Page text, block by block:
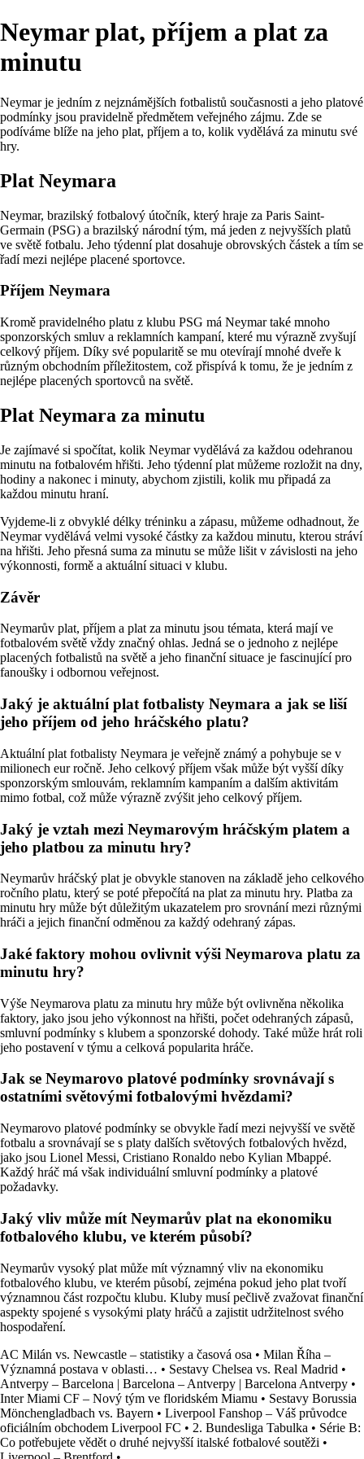
Neymar plat, příjem a plat za
minutu
Neymar je jedním z nejznámějších fotbalistů současnosti a jeho platové
podmínky jsou pravidelně předmětem veřejného zájmu. Zde se
podíváme blíže na jeho plat, příjem a to, kolik vydělává za minutu své
hry.
Plat Neymara
Neymar, brazilský fotbalový útočník, který hraje za Paris Saint-
Germain (PSG) a brazilský národní tým, má jeden z nejvyšších platů
ve světě fotbalu. Jeho týdenní plat dosahuje obrovských částek a tím se
řadí mezi nejlépe placené sportovce.
Příjem Neymara
Kromě pravidelného platu z klubu PSG má Neymar také mnoho
sponzorských smluv a reklamních kampaní, které mu výrazně zvyšují
celkový příjem. Díky své popularitě se mu otevírají mnohé dveře k
různým obchodním příležitostem, což přispívá k tomu, že je jedním z
nejlépe placených sportovců na světě.
Plat Neymara za minutu
Je zajímavé si spočítat, kolik Neymar vydělává za každou odehranou
minutu na fotbalovém hřišti. Jeho týdenní plat můžeme rozložit na dny,
hodiny a nakonec i minuty, abychom zjistili, kolik mu připadá za
každou minutu hraní.
Vyjdeme-li z obvyklé délky tréninku a zápasu, můžeme odhadnout, že
Neymar vydělává velmi vysoké částky za každou minutu, kterou stráví
na hřišti. Jeho přesná suma za minutu se může lišit v závislosti na jeho
výkonnosti, formě a aktuální situaci v klubu.
Závěr
Neymarův plat, příjem a plat za minutu jsou témata, která mají ve
fotbalovém světě vždy značný ohlas. Jedná se o jednoho z nejlépe
placených fotbalistů na světě a jeho finanční situace je fascinující pro
fanoušky i odbornou veřejnost.
Jaký je aktuální plat fotbalisty Neymara a jak se liší
jeho příjem od jeho hráčského platu?
Aktuální plat fotbalisty Neymara je veřejně známý a pohybuje se v
milionech eur ročně. Jeho celkový příjem však může být vyšší díky
sponzorským smlouvám, reklamním kampaním a dalším aktivitám
mimo fotbal, což může výrazně zvýšit jeho celkový příjem.
Jaký je vztah mezi Neymarovým hráčským platem a
jeho platbou za minutu hry?
Neymarův hráčský plat je obvykle stanoven na základě jeho celkového
ročního platu, který se poté přepočítá na plat za minutu hry. Platba za
minutu hry může být důležitým ukazatelem pro srovnání mezi různými
hráči a jejich finanční odměnou za každý odehraný zápas.
Jaké faktory mohou ovlivnit výši Neymarova platu za
minutu hry?
Výše Neymarova platu za minutu hry může být ovlivněna několika
faktory, jako jsou jeho výkonnost na hřišti, počet odehraných zápasů,
smluvní podmínky s klubem a sponzorské dohody. Také může hrát roli
jeho postavení v týmu a celková popularita hráče.
Jak se Neymarovo platové podmínky srovnávají s
ostatními světovými fotbalovými hvězdami?
Neymarovo platové podmínky se obvykle řadí mezi nejvyšší ve světě
fotbalu a srovnávají se s platy dalších světových fotbalových hvězd,
jako jsou Lionel Messi, Cristiano Ronaldo nebo Kylian Mbappé.
Každý hráč má však individuální smluvní podmínky a platové
požadavky.
Jaký vliv může mít Neymarův plat na ekonomiku
fotbalového klubu, ve kterém působí?
Neymarův vysoký plat může mít významný vliv na ekonomiku
fotbalového klubu, ve kterém působí, zejména pokud jeho plat tvoří
významnou část rozpočtu klubu. Kluby musí pečlivě zvažovat finanční
aspekty spojené s vysokými platy hráčů a zajistit udržitelnost svého
hospodaření.
AC Milán vs. Newcastle – statistiky a časová osa • Milan Říha –
Významná postava v oblasti… • Sestavy Chelsea vs. Real Madrid •
Antverpy – Barcelona | Barcelona – Antverpy | Barcelona Antverpy •
Inter Miami CF – Nový tým ve floridském Miamu • Sestavy Borussia
Mönchengladbach vs. Bayern • Liverpool Fanshop – Váš průvodce
oficiálním obchodem Liverpool FC • 2. Bundesliga Tabulka • Série B:
Co potřebujete vědět o druhé nejvyšší italské fotbalové soutěži •